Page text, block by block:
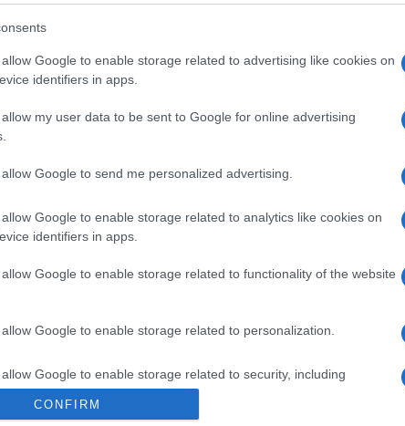
Google to enable storage related to advertising like cookies on
identifiers in apps.
my user data to be sent to Google for online advertising
Google to send me personalized advertising.
Google to enable storage related to analytics like cookies on
identifiers in apps.
Google to enable storage related to functionality of the website
Google to enable storage related to personalization.
Google to enable storage related to security, including
functionality and fraud prevention, and other user protection.
CONFIRM
évben 2000 (!) fiú avatása oldódott
képest.
cikkittolvasható.
Zsinagógát avat újjá
Viktor összes cikkét elolvashatja